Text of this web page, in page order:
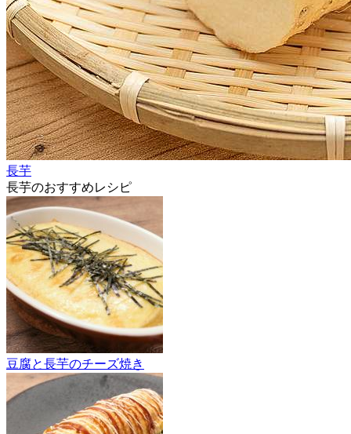
長芋
長芋のおすすめレシピ
豆腐と長芋のチーズ焼き